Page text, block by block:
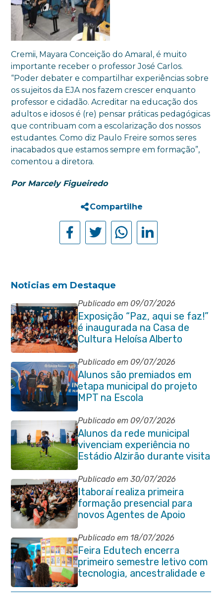
Cremii, Mayara Conceição do Amaral, é muito
importante receber o professor José Carlos.
“Poder debater e compartilhar experiências sobre
os sujeitos da EJA nos fazem crescer enquanto
professor e cidadão. Acreditar na educação dos
adultos e idosos é (re) pensar práticas pedagógicas
que contribuam com a escolarização dos nossos
estudantes. Como diz Paulo Freire somos seres
inacabados que estamos sempre em formação”,
comentou a diretora.
Por Marcely Figueiredo
Compartilhe
Noticias em Destaque
Publicado em 09/07/2026
Exposição “Paz, aqui se faz!”
é inaugurada na Casa de
Cultura Heloísa Alberto
Torres
Publicado em 09/07/2026
Alunos são premiados em
etapa municipal do projeto
MPT na Escola
Publicado em 09/07/2026
Alunos da rede municipal
vivenciam experiência no
Estádio Alzirão durante visita
pedagógica
Publicado em 30/07/2026
Itaboraí realiza primeira
formação presencial para
novos Agentes de Apoio
Escolar
Publicado em 18/07/2026
Feira Edutech encerra
primeiro semestre letivo com
tecnologia, ancestralidade e
protagonismo estudantil em
Itaboraí